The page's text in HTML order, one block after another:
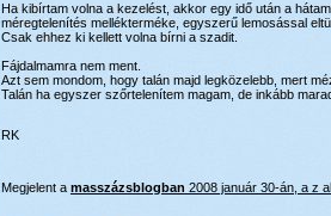
Ha kibírtam volna a kezelést, akkor egy idő után a
méregtelenítés mellékterméke, egyszerű lemosással
Csak ehhez ki kellett volna bírni a szadit.
Fájdalmamra nem ment.
Azt sem mondom, hogy talán majd legközelebb, mert
Talán ha egyszer szőrtelenítem magam, de inkább
RK
Megjelent a masszázsblogban 2008 január 30-án, a z